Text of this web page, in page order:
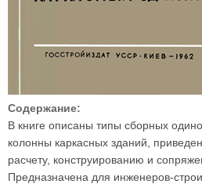
Содержание:
В книге описаны типы сборных
колонны каркасных зданий,
расчету, конструированию и
Предназначена для инженеров-